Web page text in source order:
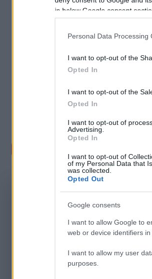
in below Google consent
Personal Data Processing
I want to opt-out of the
Opted In
I want to opt-out of the
Opted In
I want to opt-out of
Advertising.
Opted In
I want to opt-out of
of my Personal Data that
was collected.
Opted Out
Google consents
I want to allow Google to
web or device identifiers in
I want to allow my user
purposes.
Σχόλια